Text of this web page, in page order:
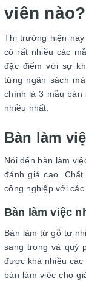
viên nào?
Thị trường hiện
có rất nhiều các
đặc điểm với sự
từng ngân sách
chính là 3 mẫu bàn
nhiều nhất.
Bàn làm
Nói đến bàn làm
đánh giá cao.
công nghiệp với
Bàn làm việc
Bàn làm từ gỗ tự
sang trọng và quý
được khá nhiều
bàn làm việc cho